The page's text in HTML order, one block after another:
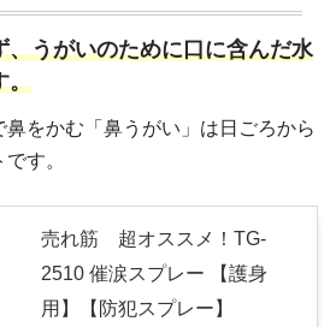
、うがいのために口に含んだ水
。
をかむ「鼻うがい」は日ごろから
す。
売れ筋 超オススメ！TG-
2510 催涙スプレー 【護身
用】【防犯スプレー】